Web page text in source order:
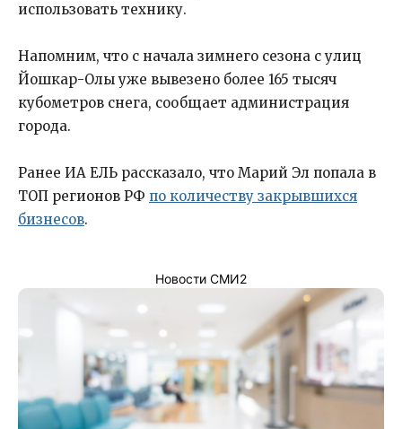
использовать технику.
Напомним, что с начала зимнего сезона с улиц
Йошкар-Олы уже вывезено более 165 тысяч
кубометров снега, сообщает администрация
города.
Ранее ИА ЕЛЬ рассказало, что Марий Эл попала в
ТОП регионов РФ по количеству закрывшихся
бизнесов.
Новости СМИ2